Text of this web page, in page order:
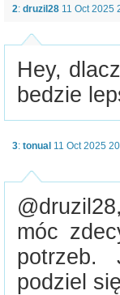
2: druzil28 11 Oct 2025
Hey,
bedzie
3: tonual 11 Oct 2025
móc
potrzeb.
podziel